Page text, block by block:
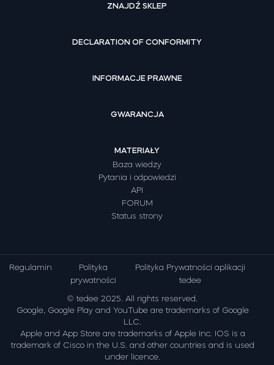
ZNAJDŹ SKLEP
DECLARATION OF CONFORMITY
INFORMACJE PRAWNE
GWARANCJA
MATERIAŁY
Baza wiedzy
Pytania i odpowiedzi
API
FORUM
Status strony
Regulamin
Polityka
prywatności
Polityka Prywatności aplikacji
tedee
© tedee 2025. All rights reserved.
Google, Google Play and YouTube are trademarks of Google
LLC.
Apple and App Store are trademarks of Apple Inc. IOS is a
trademark of Cisco in the U.S. and other countries and is used
under licence.